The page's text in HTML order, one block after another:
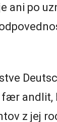
ani po
andlit,
z jej